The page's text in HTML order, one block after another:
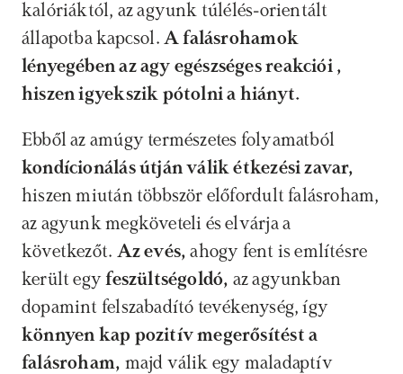
kalóriáktól, az agyunk túlélés-orientált
állapotba kapcsol. A falásrohamok
lényegében az agy egészséges reakciói ,
hiszen igyekszik pótolni a hiányt.
Ebből az amúgy természetes folyamatból
kondícionálás útján válik étkezési zavar,
hiszen miután többször előfordult falásroham,
az agyunk megköveteli és elvárja a
következőt. Az evés, ahogy fent is említésre
került egy feszültségoldó, az agyunkban
dopamint felszabadító tevékenység, így
könnyen kap pozitív megerősítést a
falásroham, majd válik egy maladaptív